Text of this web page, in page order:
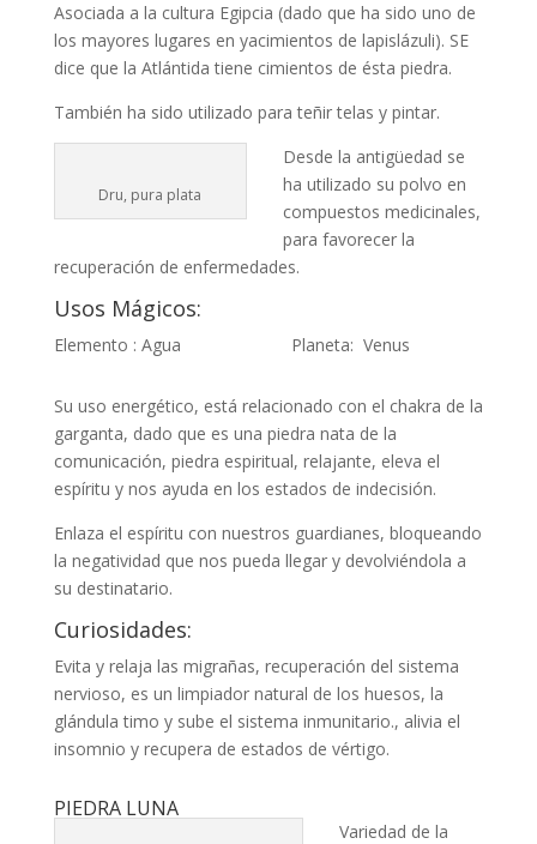
Asociada a la cultura Egipcia (dado que ha sido uno de
los mayores lugares en yacimientos de lapislázuli). SE
dice que la Atlántida tiene cimientos de ésta piedra.
También ha sido utilizado para teñir telas y pintar.
Dru, pura plata
Desde la antigüedad se
ha utilizado su polvo en
compuestos medicinales,
para favorecer la
recuperación de enfermedades.
Usos Mágicos:
Elemento : Agua Planeta: Venus
Su uso energético, está relacionado con el chakra de la
garganta, dado que es una piedra nata de la
comunicación, piedra espiritual, relajante, eleva el
espíritu y nos ayuda en los estados de indecisión.
Enlaza el espíritu con nuestros guardianes, bloqueando
la negatividad que nos pueda llegar y devolviéndola a
su destinatario.
Curiosidades:
Evita y relaja las migrañas, recuperación del sistema
nervioso, es un limpiador natural de los huesos, la
glándula timo y sube el sistema inmunitario., alivia el
insomnio y recupera de estados de vértigo.
PIEDRA LUNA
Variedad de la